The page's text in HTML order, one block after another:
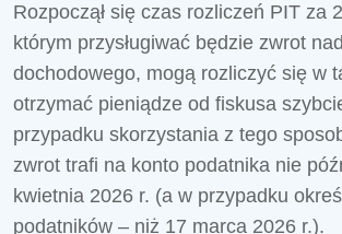
Rozpoczął się czas rozliczeń PIT za
którym przysługiwać będzie zwrot
dochodowego, mogą rozliczyć się w
otrzymać pieniądze od fiskusa
przypadku skorzystania z tego
zwrot trafi na konto podatnika nie
kwietnia 2026 r. (a w przypadku
podatników – niż 17 marca 2026 r.).